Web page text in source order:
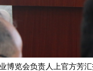
博览会负责人上官方芳